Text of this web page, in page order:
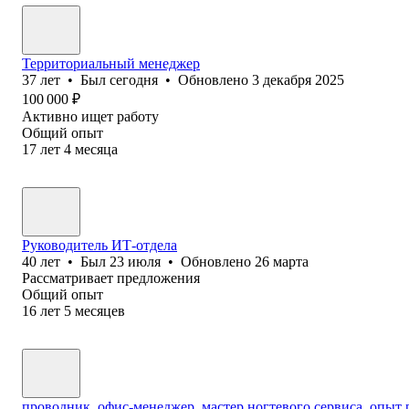
Территориальный менеджер
37 лет • Был сегодня • Обновлено 3 декабря 2025
100 000 ₽
Активно ищет работу
Общий опыт
17 лет 4 месяца
Руководитель ИТ-отдела
40 лет • Был 23 июля • Обновлено 26 марта
Рассматривает предложения
Общий опыт
16 лет 5 месяцев